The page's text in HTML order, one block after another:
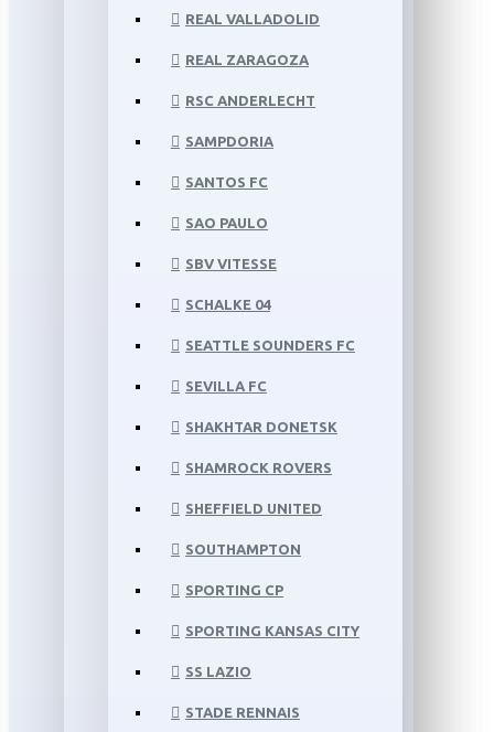
REAL VALLADOLID
REAL ZARAGOZA
RSC ANDERLECHT
SAMPDORIA
SANTOS FC
SAO PAULO
SBV VITESSE
SCHALKE 04
SEATTLE SOUNDERS FC
SEVILLA FC
SHAKHTAR DONETSK
SHAMROCK ROVERS
SHEFFIELD UNITED
SOUTHAMPTON
SPORTING CP
SPORTING KANSAS CITY
SS LAZIO
STADE RENNAIS